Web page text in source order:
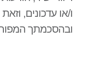
ו/או עדכונים,
ובהסכמתך